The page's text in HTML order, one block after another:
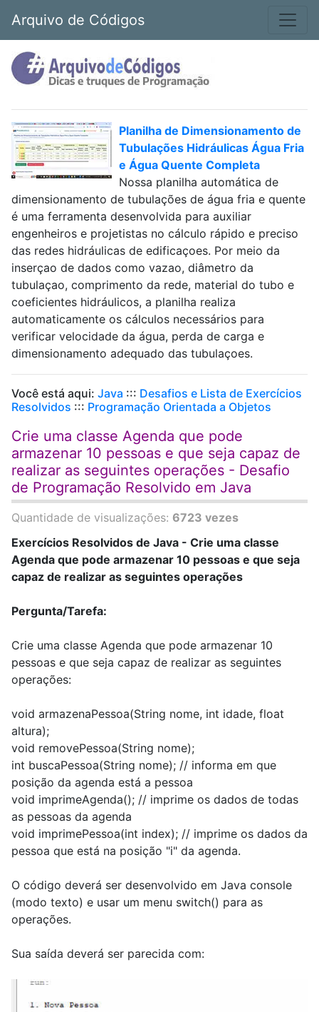
Arquivo de Códigos
Planilha de Dimensionamento de
Tubulações Hidráulicas Água Fria
e Água Quente Completa
Nossa planilha automática de
dimensionamento de tubulações de água fria e quente
é uma ferramenta desenvolvida para auxiliar
engenheiros e projetistas no cálculo rápido e preciso
das redes hidráulicas de edificaçoes. Por meio da
inserçao de dados como vazao, diâmetro da
tubulaçao, comprimento da rede, material do tubo e
coeficientes hidráulicos, a planilha realiza
automaticamente os cálculos necessários para
verificar velocidade da água, perda de carga e
dimensionamento adequado das tubulaçoes.
Você está aqui: Java ::: Desafios e Lista de Exercícios
Resolvidos ::: Programação Orientada a Objetos
Crie uma classe Agenda que pode
armazenar 10 pessoas e que seja capaz de
realizar as seguintes operações - Desafio
de Programação Resolvido em Java
Quantidade de visualizações: 6723 vezes
Exercícios Resolvidos de Java - Crie uma classe
Agenda que pode armazenar 10 pessoas e que seja
capaz de realizar as seguintes operações
Pergunta/Tarefa:
Crie uma classe Agenda que pode armazenar 10
pessoas e que seja capaz de realizar as seguintes
operações:
void armazenaPessoa(String nome, int idade, float
altura);
void removePessoa(String nome);
int buscaPessoa(String nome); // informa em que
posição da agenda está a pessoa
void imprimeAgenda(); // imprime os dados de todas
as pessoas da agenda
void imprimePessoa(int index); // imprime os dados da
pessoa que está na posição "i" da agenda.
O código deverá ser desenvolvido em Java console
(modo texto) e usar um menu switch() para as
operações.
Sua saída deverá ser parecida com: